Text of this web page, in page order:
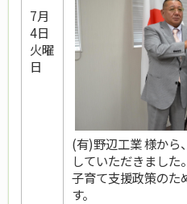
7月
4日
火曜
日
(有)野辺工業 様か
していただきました。
子育て支援政策のた
す。